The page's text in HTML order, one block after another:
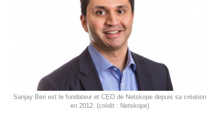
Sanjay Beri est le fondateur et CEO de Netskope depuis sa création
en 2012. (crédit : Netskope)